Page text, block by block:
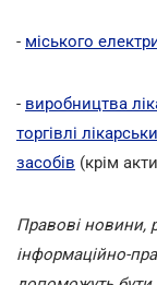
- міського
- виробництва
торгівлі
засобів (крім
Правові новини,
інформаційно-